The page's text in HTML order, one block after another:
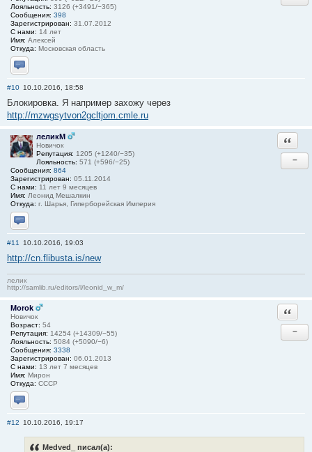
Лояльность: 3126 (+3491/−365)
Сообщения: 398
Зарегистрирован: 31.07.2012
С нами: 14 лет
Имя: Алексей
Откуда: Московская область
Отправить личное сообщение
#10 10.10.2016, 18:58
Блокировка. Я например захожу через
http://mzwgsytvon2gcltjom.cmle.ru
леликМ
Новичок
Репутация: 1205 (+1240/−35)
Лояльность: 571 (+596/−25)
Сообщения: 864
Зарегистрирован: 05.11.2014
С нами: 11 лет 9 месяцев
Имя: Леонид Мешалкин
Откуда: г. Шарья, Гиперборейская Империя
Отправить личное сообщение
−
#11 10.10.2016, 19:03
http://cn.flibusta.is/new
лелик
http://samlib.ru/editors/l/leonid_w_m/
Morok
Новичок
Возраст: 54
Репутация: 14254 (+14309/−55)
Лояльность: 5084 (+5090/−6)
Сообщения: 3338
Зарегистрирован: 06.01.2013
С нами: 13 лет 7 месяцев
Имя: Мирон
Откуда: СССР
Отправить личное сообщение
−
#12 10.10.2016, 19:17
Medved_ писал(а):